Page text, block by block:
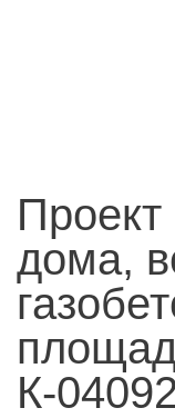
Проект
дома,
К-